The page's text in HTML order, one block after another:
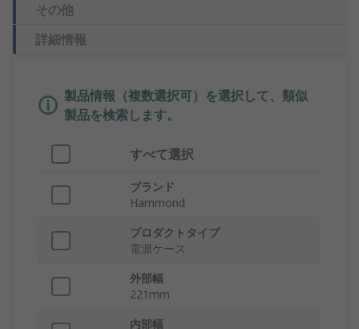
その他
詳細情報
製品情報（複数選択可）を選択して、類似
製品を検索します。
すべて選択
ブランド
Hammond
プロダクトタイプ
電源ケース
外部幅
221mm
内部幅